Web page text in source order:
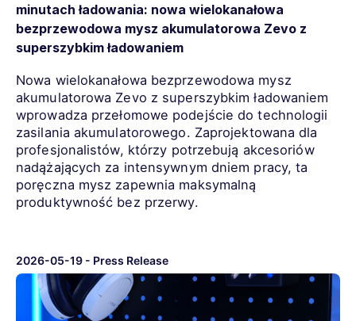
minutach ładowania: nowa wielokanałowa
bezprzewodowa mysz akumulatorowa Zevo z
superszybkim ładowaniem
Nowa wielokanałowa bezprzewodowa mysz
akumulatorowa Zevo z superszybkim ładowaniem
wprowadza przełomowe podejście do technologii
zasilania akumulatorowego. Zaprojektowana dla
profesjonalistów, którzy potrzebują akcesoriów
nadążających za intensywnym dniem pracy, ta
poręczna mysz zapewnia maksymalną
produktywność bez przerwy.
2026-05-19 - Press Release